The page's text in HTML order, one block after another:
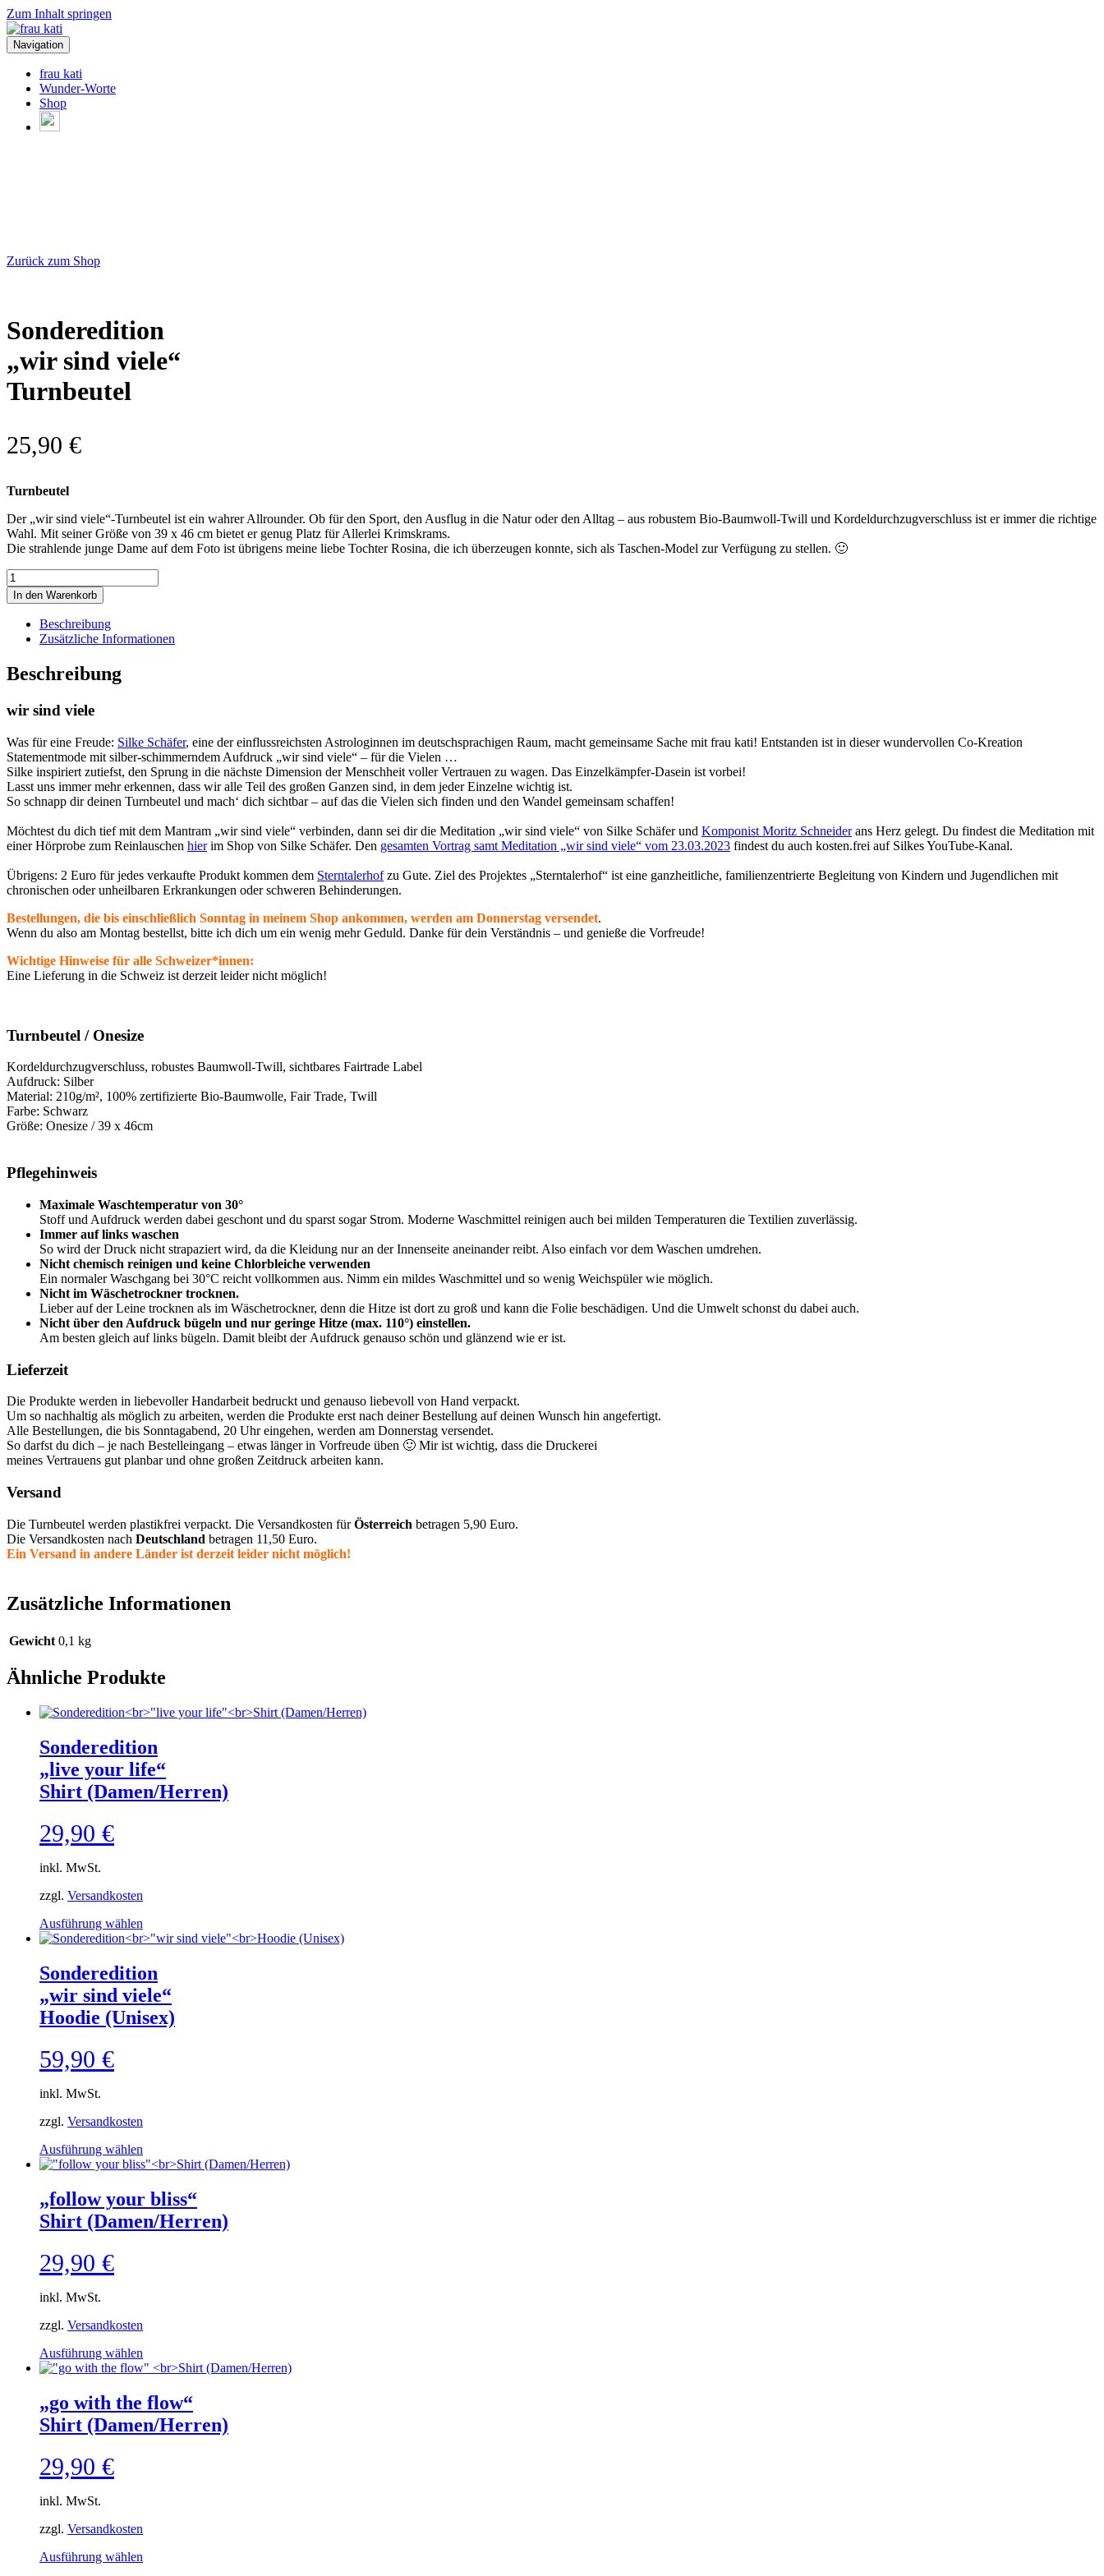
Zum Inhalt springen
Navigation
frau kati
Wunder-Worte
Shop
Zurück zum Shop
Sonderedition
„wir sind viele“
Turnbeutel
25,90 €
Turnbeutel
Der „wir sind viele“-Turnbeutel ist ein wahrer Allrounder. Ob für den Sport, den Ausflug in die Natur oder den Alltag – aus robustem Bio-Baumwoll-Twill und Kordeldurchzugverschluss ist er immer die richtige
Wahl. Mit seiner Größe von 39 x 46 cm bietet er genug Platz für Allerlei Krimskrams.
Die strahlende junge Dame auf dem Foto ist übrigens meine liebe Tochter Rosina, die ich überzeugen konnte, sich als Taschen-Model zur Verfügung zu stellen. 🙂
Sonderedition"wir
sind
viele"Turnbeutel
Menge
In den Warenkorb
Beschreibung
Zusätzliche Informationen
Beschreibung
wir sind viele
Was für eine Freude: Silke Schäfer, eine der einflussreichsten Astrologinnen im deutschsprachigen Raum, macht gemeinsame Sache mit frau kati! Entstanden ist in dieser wundervollen Co-Kreation
Statementmode mit silber-schimmerndem Aufdruck „wir sind viele“ – für die Vielen …
Silke inspiriert zutiefst, den Sprung in die nächste Dimension der Menschheit voller Vertrauen zu wagen. Das Einzelkämpfer-Dasein ist vorbei!
Lasst uns immer mehr erkennen, dass wir alle Teil des großen Ganzen sind, in dem jeder Einzelne wichtig ist.
So schnapp dir deinen Turnbeutel und mach‘ dich sichtbar – auf das die Vielen sich finden und den Wandel gemeinsam schaffen!
Möchtest du dich tief mit dem Mantram „wir sind viele“ verbinden, dann sei dir die Meditation „wir sind viele“ von Silke Schäfer und Komponist Moritz Schneiderans Herz gelegt. Du findest die Meditation mit
einer Hörprobe zum Reinlauschen hierim Shop von Silke Schäfer. Den gesamten Vortrag samt Meditation „wir sind viele“ vom 23.03.2023 findest du auch kosten.frei auf Silkes YouTube-Kanal.
Übrigens: 2 Euro für jedes verkaufte Produkt kommen dem Sterntalerhofzu Gute. Ziel des Projektes „Sterntalerhof“ ist eine ganzheitliche, familienzentrierte Begleitung von Kindern und Jugendlichen mit
chronischen oder unheilbaren Erkrankungen oder schweren Behinderungen.
Bestellungen, die bis einschließlich Sonntag in meinem Shop ankommen, werden am Donnerstag versendet.
Wenn du also am Montag bestellst, bitte ich dich um ein wenig mehr Geduld. Danke für dein Verständnis – und genieße die Vorfreude!
Wichtige Hinweise für alle Schweizer*innen:
Eine Lieferung in die Schweiz ist derzeit leider nicht möglich!
Turnbeutel / Onesize
Kordeldurchzugverschluss, robustes Baumwoll-Twill, sichtbares Fairtrade Label
Aufdruck: Silber
Material: 210g/m², 100% zertifizierte Bio-Baumwolle, Fair Trade, Twill
Farbe: Schwarz
Größe: Onesize / 39 x 46cm
Pflegehinweis
Maximale Waschtemperatur von 30°
Stoff und Aufdruck werden dabei geschont und du sparst sogar Strom. Moderne Waschmittel reinigen auch bei milden Temperaturen die Textilien zuverlässig.
Immer auf links waschen
So wird der Druck nicht strapaziert wird, da die Kleidung nur an der Innenseite aneinander reibt. Also einfach vor dem Waschen umdrehen.
Nicht chemisch reinigen und keine Chlorbleiche verwenden
Ein normaler Waschgang bei 30°C reicht vollkommen aus. Nimm ein mildes Waschmittel und so wenig Weichspüler wie möglich.
Nicht im Wäschetrockner trocknen.
Lieber auf der Leine trocknen als im Wäschetrockner, denn die Hitze ist dort zu groß und kann die Folie beschädigen. Und die Umwelt schonst du dabei auch.
Nicht über den Aufdruck bügeln und nur geringe Hitze (max. 110°) einstellen.
Am besten gleich auf links bügeln. Damit bleibt der Aufdruck genauso schön und glänzend wie er ist.
Lieferzeit
Die Produkte werden in liebevoller Handarbeit bedruckt und genauso liebevoll von Hand verpackt.
Um so nachhaltig als möglich zu arbeiten, werden die Produkte erst nach deiner Bestellung auf deinen Wunsch hin angefertigt.
Alle Bestellungen, die bis Sonntagabend, 20 Uhr eingehen, werden am Donnerstag versendet.
So darfst du dich – je nach Bestelleingang – etwas länger in Vorfreude üben 🙂 Mir ist wichtig, dass die Druckerei
meines Vertrauens gut planbar und ohne großen Zeitdruck arbeiten kann.
Versand
Die Turnbeutel werden plastikfrei verpackt. Die Versandkosten fürÖsterreich betragen 5,90 Euro.
Die Versandkosten nach Deutschland betragen 11,50 Euro.
Ein Versand in andere Länder ist derzeit leider nicht möglich!
Zusätzliche Informationen
Gewicht 0,1 kg
Ähnliche Produkte
Sonderedition
„live your life“
Shirt (Damen/Herren)
29,90 €
inkl. MwSt.
zzgl. Versandkosten
Ausführung wählen
Produkt
Varianten
auf.
Optionen
Sonderedition
„wir sind viele“
Hoodie (Unisex)
59,90 €
inkl. MwSt.
zzgl. Versandkosten
Ausführung wählen
Produkt
mehrere
Varianten
auf.
gewählt
„follow your bliss“
Shirt (Damen/Herren)
29,90 €
inkl. MwSt.
zzgl. Versandkosten
Ausführung wählen
Produkt
mehrere
Varianten
auf.
gewählt
„go with the flow“
Shirt (Damen/Herren)
29,90 €
inkl. MwSt.
zzgl. Versandkosten
Ausführung wählen